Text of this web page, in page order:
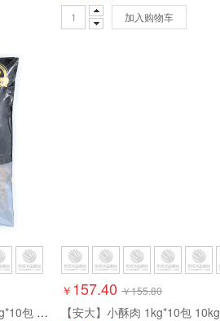
加入购物车
【安大】香辣翅根180个 1kg*10包 10kg
￥ 157.40 ￥155.80
【安大】小酥肉 1kg*10包 10kg